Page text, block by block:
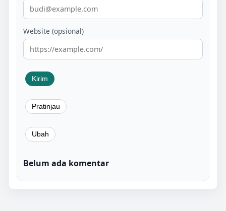
Website (opsional)
Belum ada komentar